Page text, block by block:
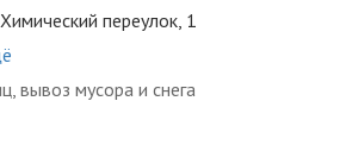
переулок, 1
вывоз мусора и снега